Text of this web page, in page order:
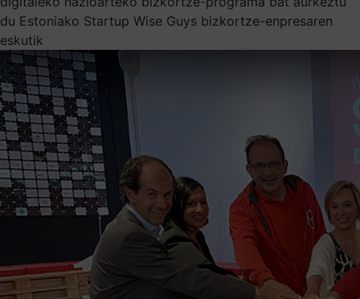
du Estoniako Startup Wise Guys bizkortze-enpresaren
eskutik